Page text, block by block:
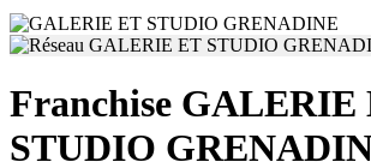
Franchise GALERIE
STUDIO